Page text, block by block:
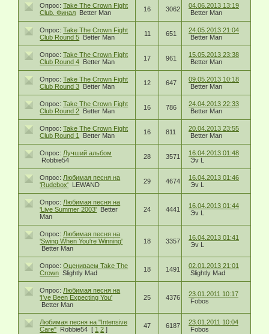
Опрос: Take The Crown Fight
Club. Финал Better Man 16 3062
04.06.2013 13:19
Better Man
Опрос: Take The Crown Fight
Club Round 5 Better Man 11 651
24.05.2013 21:04
Better Man
Опрос: Take The Crown Fight
Club Round 4 Better Man 17 961
15.05.2013 23:38
Better Man
Опрос: Take The Crown Fight
Club Round 3 Better Man 12 647
09.05.2013 10:18
Better Man
Опрос: Take The Crown Fight
Club Round 2 Better Man 16 786
24.04.2013 22:33
Better Man
Опрос: Take The Crown Fight
Club Round 1
Better Man 16 811
20.04.2013 23:55
Better Man
Опрос: Лучший альбом
Robbie54
28 3571
16.04.2013 01:48
Эv L
Опрос: Любимая песня на
'Rudebox' LEWAND 29 4674
16.04.2013 01:46
Эv L
Опрос: Любимая песня на
'Live Summer 2003' Better
Man
24 4441
16.04.2013 01:44
Эv L
Опрос: Любимая песня на
'Swing When You're Winning'
Better Man
18 3357
16.04.2013 01:41
Эv L
Опрос: Оцениваем Take The
Crown Slightly Mad 18 1491
02.01.2013 21:01
Slightly Mad
Опрос: Любимая песня на
'I've Been Expecting You'
Better Man
25 4376
23.01.2011 10:17
Fobos
Любимая песня на "Intensive
Care" Robbie54 [ 1 2 ] 47 6187
23.01.2011 10:04
Fobos